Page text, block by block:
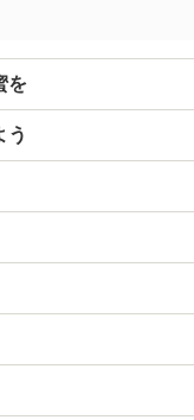
を
う